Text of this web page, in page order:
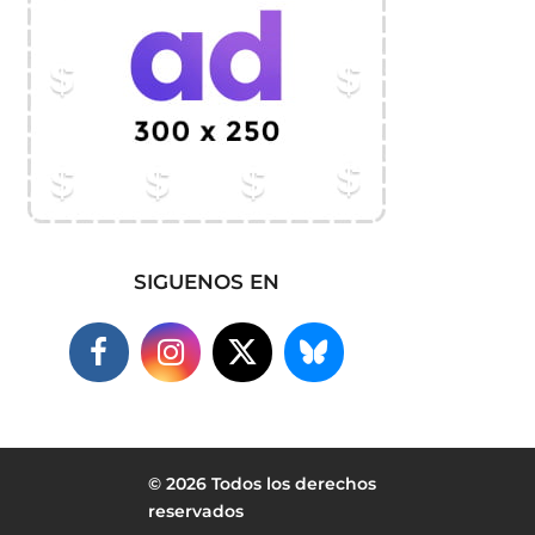
SIGUENOS EN
© 2026 Todos los derechos
reservados